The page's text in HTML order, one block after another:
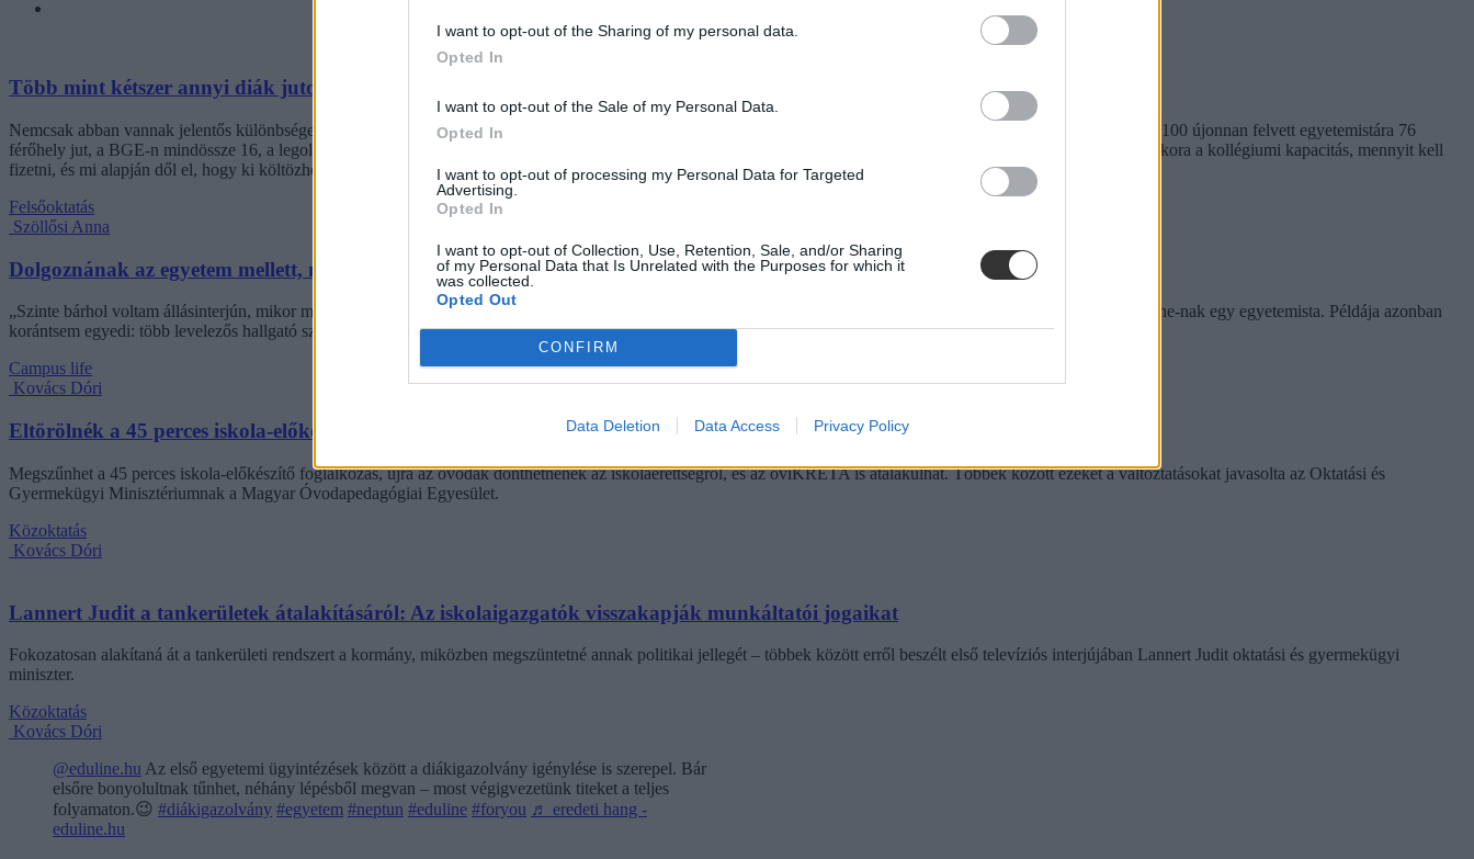
I want to opt-out of the Sharing of my personal data.
Opted In
I want to opt-out of the Sale of my Personal Data.
Opted In
I want to opt-out of processing my Personal Data for Targeted
Advertising.
Opted In
I want to opt-out of Collection, Use, Retention, Sale, and/or Sharing
of my Personal Data that Is Unrelated with the Purposes for which it
was collected.
Opted Out
CONFIRM
Data Deletion Data Access Privacy Policy
Több mint kétszer annyi diák jutott be a felsőoktatásba, mint ahány kollégiumi férőhely összesen van
Nemcsak abban vannak jelentős különbségek az egyetemek között, hogy hány kollégiumi férőhely jut a hallgatókra, a térítési díj összege sem egységes. Míg a BME-n 100 újonnan felvett egyetemistára 76
férőhely jut, a BGE-n mindössze 16, a legolcsóbb havi kollégiumi díjak pedig 9300 és 25 500 forint között mozognak a vizsgált intézményekben. Megnéztük, hol mekkora a kollégiumi kapacitás, mennyit kell
fizetni, és mi alapján dől el, hogy ki költözhet be.
Felsőoktatás
Szöllősi Anna
Dolgoznának az egyetem mellett, mégsem vállalhatnak diákmunkát – több mint százezer levelezős hallgatót érinthet a szabály
„Szinte bárhol voltam állásinterjún, mikor megtudták, hogy levelező tagozatos hallgató vagyok, egyből húzni kezdték a szájukat” – számolt be tapasztalatairól az Eduline-nak egy egyetemista. Példája azonban
korántsem egyedi: több levelezős hallgató számolt be hasonló nehézségekről.
Campus life
Kovács Dóri
Eltörölnék a 45 perces iskola-előkészítőt, újra az óvodák dönthetnének az iskolaérettségről
Megszűnhet a 45 perces iskola-előkészítő foglalkozás, újra az óvodák dönthetnének az iskolaérettségről, és az oviKRÉTA is átalakulhat. Többek között ezeket a változtatásokat javasolta az Oktatási és
Gyermekügyi Minisztériumnak a Magyar Óvodapedagógiai Egyesület.
Közoktatás
Kovács Dóri
Lannert Judit a tankerületek átalakításáról: Az iskolaigazgatók visszakapják munkáltatói jogaikat
Fokozatosan alakítaná át a tankerületi rendszert a kormány, miközben megszüntetné annak politikai jellegét – többek között erről beszélt első televíziós interjújában Lannert Judit oktatási és gyermekügyi
miniszter.
Közoktatás
Kovács Dóri
@eduline.hu Az első egyetemi ügyintézések között a diákigazolvány igénylése is szerepel. Bár
elsőre bonyolultnak tűnhet, néhány lépésből megvan – most végigvezetünk titeket a teljes
folyamaton.😉 #diákigazolvány #egyetem #neptun #eduline #foryou ♬ eredeti hang -
eduline.hu